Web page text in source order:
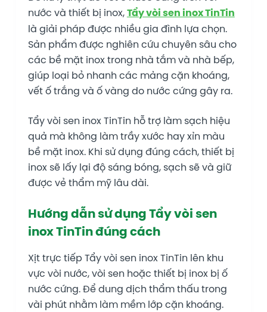
nước và thiết bị inox,Tẩy vòi sen inox TinTin
là giải pháp được nhiều gia đình lựa chọn.
Sản phẩm được nghiên cứu chuyên sâu cho
các bề mặt inox trong nhà tắm và nhà bếp,
giúp loại bỏ nhanh các mảng cặn khoáng,
vết ố trắng và ố vàng do nước cứng gây ra.
Tẩy vòi sen inox TinTin hỗ trợ làm sạch hiệu
quả mà không làm trầy xước hay xỉn màu
bề mặt inox. Khi sử dụng đúng cách, thiết bị
inox sẽ lấy lại độ sáng bóng, sạch sẽ và giữ
được vẻ thẩm mỹ lâu dài.
Hướng dẫn sử dụng Tẩy vòi sen
inox TinTin đúng cách
Xịt trực tiếp Tẩy vòi sen inox TinTin lên khu
vực vòi nước, vòi sen hoặc thiết bị inox bị ố
nước cứng. Để dung dịch thẩm thấu trong
vài phút nhằm làm mềm lớp cặn khoáng.